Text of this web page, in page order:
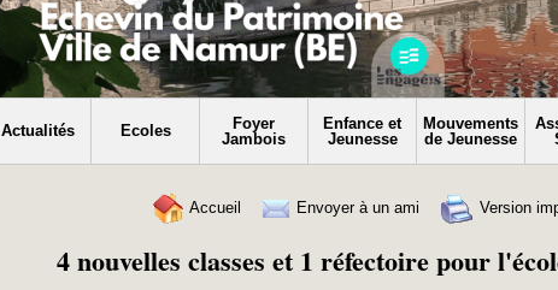
Actualités Ecoles
Foyer
Jambois
Enfance et
Jeunesse
Mouvements
de Jeunesse
Accueil Envoyer à un ami Version
4 nouvelles classes et 1 réfectoire pour